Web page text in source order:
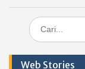
Search
for:
Web Stories